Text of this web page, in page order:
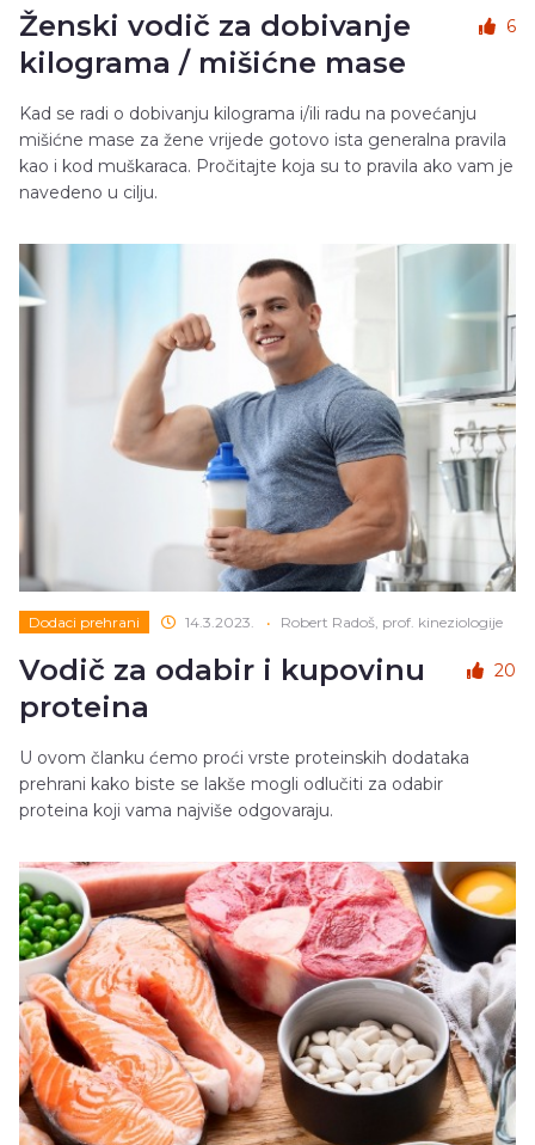
Ženski vodič za dobivanje
kilograma / mišićne mase
6
Kad se radi o dobivanju kilograma i/ili radu na povećanju
mišićne mase za žene vrijede gotovo ista generalna pravila
kao i kod muškaraca. Pročitajte koja su to pravila ako vam je
navedeno u cilju.
Dodaci prehrani 14.3.2023. • Robert Radoš, prof. kineziologije
Vodič za odabir i kupovinu
proteina
20
U ovom članku ćemo proći vrste proteinskih dodataka
prehrani kako biste se lakše mogli odlučiti za odabir
proteina koji vama najviše odgovaraju.